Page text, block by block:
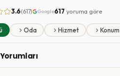
3.6(617) Google617 yoruma göre
Oda Hizmet Konum